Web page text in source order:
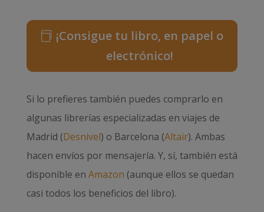
¡Consigue tu libro, en papel o
electrónico!
Si lo prefieres también puedes comprarlo en
algunas librerías especializadas en viajes de
Madrid (Desnivel) o Barcelona (Altair). Ambas
hacen envíos por mensajería. Y, sí, también está
disponible en Amazon (aunque ellos se quedan
casi todos los beneficios del libro).